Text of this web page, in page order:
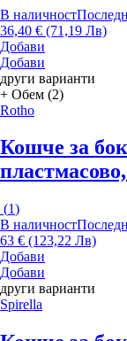
В наличност
36,40 € (71,19 Лв)
Добави
Добави
други варианти
+ Обем (2)
Rotho
Кошче за
(1)
В наличност
63 € (123,22 Лв)
Добави
Добави
други варианти
Spirella